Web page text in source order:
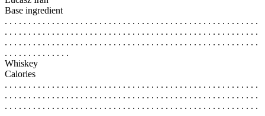
Base ingredient
. . . . . . . . . . . . . . . . . . . . . . . . . . . . . . . . . . . . . . . . . . . . . . . . . . . . . .
. . . . . . . . . . . . . . . . . . . . . . . . . . . . . . . . . . . . . . . . . . . . . . . . . . . . . .
. . . . . . . . . . . . . . . . . . . . . . . . . . . . . . . . . . . . . . . . . . . . . . . . . . . . . .
. . . . . . . . . . . . . .
Whiskey
Calories
. . . . . . . . . . . . . . . . . . . . . . . . . . . . . . . . . . . . . . . . . . . . . . . . . . . . . .
. . . . . . . . . . . . . . . . . . . . . . . . . . . . . . . . . . . . . . . . . . . . . . . . . . . . . .
. . . . . . . . . . . . . . . . . . . . . . . . . . . . . . . . . . . . . . . . . . . . . . . . . . . . . .